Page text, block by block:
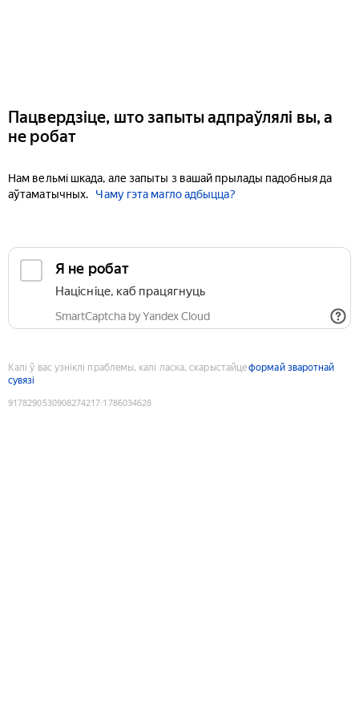
Пацвердзіце, што запыты адпраўлялі вы, а
не робат
Нам вельмі шкада, але запыты з вашай прылады падобныя да
аўтаматычных.
Чаму гэта магло адбыцца?
Я не робат
Націсніце, каб працягнуць
SmartCaptcha by Yandex Cloud
Калі ў вас узніклі праблемы, калі ласка, скарыстайцеформай зваротнай
сувязі
9178290530908274217:1786034628